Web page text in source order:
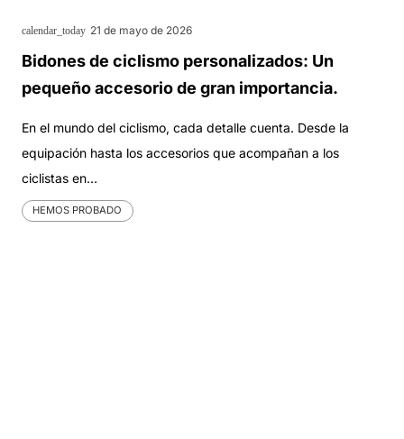
calendar_today 21 de mayo de 2026
Bidones de ciclismo personalizados: Un
pequeño accesorio de gran importancia.
En el mundo del ciclismo, cada detalle cuenta. Desde la
equipación hasta los accesorios que acompañan a los
ciclistas en…
HEMOS PROBADO